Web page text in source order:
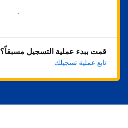
ابدأ الآن
قمت ببدء عملية التسجيل مسبقاً؟
تابع عملية تسجيلك